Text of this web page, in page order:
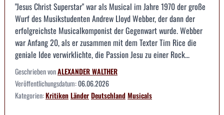
"Jesus Christ Superstar" war als Musical im Jahre 1970 der große
Wurf des Musikstudenten Andrew Lloyd Webber, der dann der
erfolgreichste Musicalkomponist der Gegenwart wurde. Webber
war Anfang 20, als er zusammen mit dem Texter Tim Rice die
geniale Idee verwirklichte, die Passion Jesu zu einer Rock...
Geschrieben vonALEXANDER WALTHER
Veröffentlichungsdatum:06.06.2026
Kategorien:KritikenLänderDeutschlandMusicals